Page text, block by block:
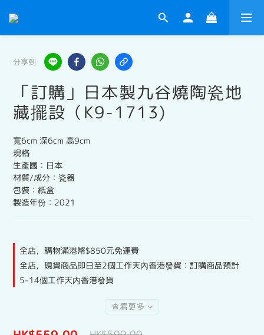
分享到
「訂購」日本製九谷燒陶瓷地
藏擺設（K9-1713)
寬6cm 深6cm 高9cm
規格
生產國：日本
材質/成分：瓷器
包裝：紙盒
製造年份：2021
全店，購物滿港幣$850元免運費
全店，現貨商品即日至2個工作天內香港發貨：訂購商品預計
5-14個工作天內香港發貨
查看更多